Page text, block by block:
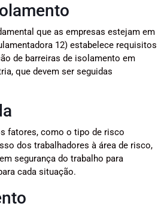
que as empresas estejam em
12) estabelece requisitos
de barreiras de isolamento em
que devem ser seguidas
fatores, como o tipo de risco
dos trabalhadores à área de risco,
segurança do trabalho para
cada situação.